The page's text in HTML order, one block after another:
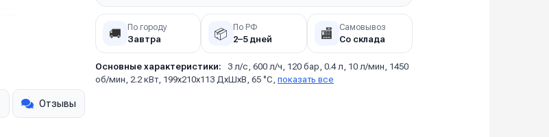
🚚 По городу
Завтра 📦 По РФ
2–5 дней 🏬 Самовывоз
Со склада
Основные характеристики:
3 л/с, 600 л/ч, 120 бар, 0.4 л, 10 л/мин, 1450
об/мин, 2.2 кВт, 199х210х113 ДхШхВ, 65 °C, показать все
Отзывы